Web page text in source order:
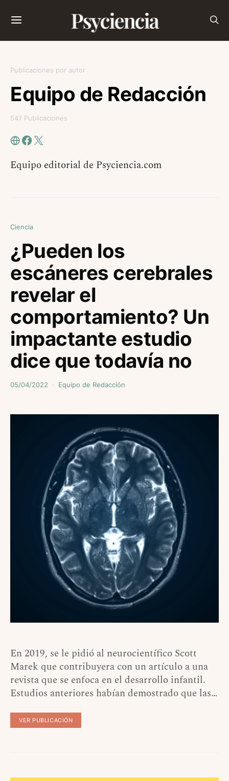
Psyciencia
Publicaciones por autor
Equipo de Redacción
547 Publicaciones
Equipo editorial de Psyciencia.com
Ciencia
¿Pueden los
escáneres cerebrales
revelar el
comportamiento? Un
impactante estudio
dice que todavía no
05/04/2022 Equipo de Redacción
En 2019, se le pidió al neurocientífico Scott
Marek que contribuyera con un artículo a una
revista que se enfoca en el desarrollo infantil.
Estudios anteriores habían demostrado que las…
VER PUBLICACIÓN